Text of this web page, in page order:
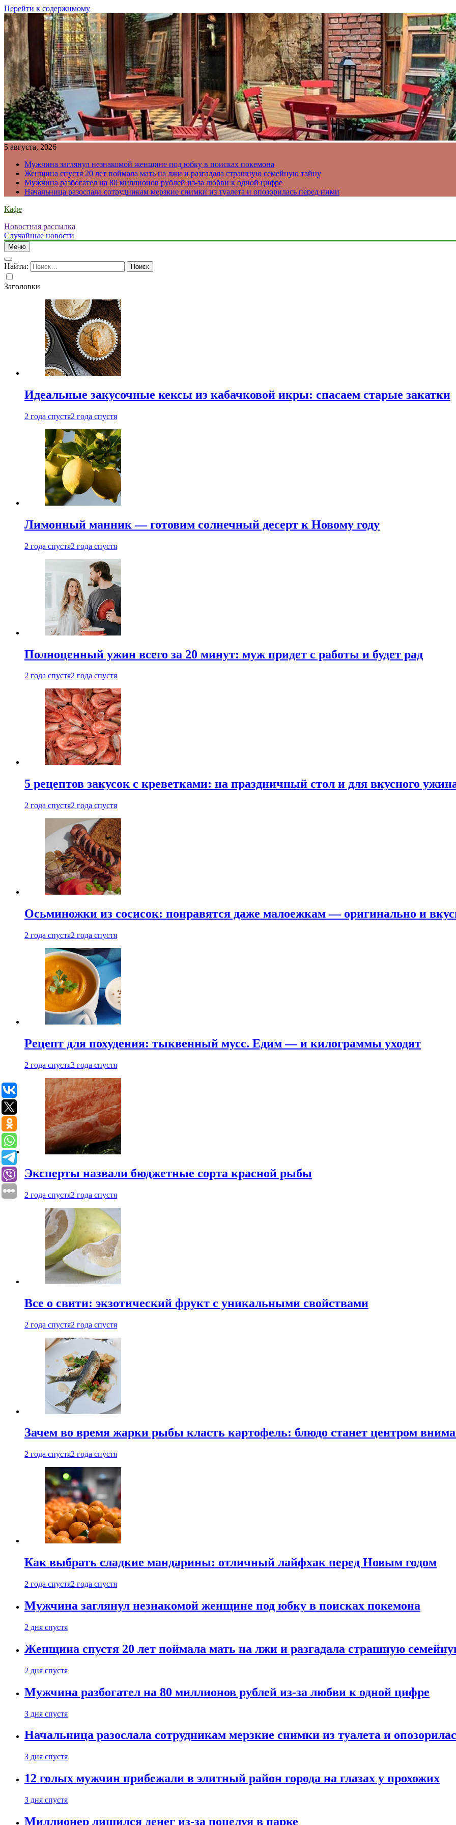
Перейти к содержимому
5 августа, 2026
Мужчина заглянул незнакомой женщине под юбку в поисках покемона
Женщина спустя 20 лет поймала мать на лжи и разгадала страшную семейную тайну
Мужчина разбогател на 80 миллионов рублей из-за любви к одной цифре
Начальница разослала сотрудникам мерзкие снимки из туалета и опозорилась перед ними
Кафе
Новостная рассылка
Случайные новости
Меню
Найти:
Заголовки
Идеальные закусочные кексы из кабачковой икры: спасаем старые закатки
2 года спустя2 года спустя
Лимонный манник — готовим солнечный десерт к Новому году
2 года спустя2 года спустя
Полноценный ужин всего за 20 минут: муж придет с работы и будет рад
2 года спустя2 года спустя
5 рецептов закусок с креветками: на праздничный стол и для вкусного
2 года спустя2 года спустя
Осьминожки из сосисок: понравятся даже малоежкам — оригинально и
2 года спустя2 года спустя
Рецепт для похудения: тыквенный мусс. Едим — и килограммы уходят
2 года спустя2 года спустя
Эксперты назвали бюджетные сорта красной рыбы
2 года спустя2 года спустя
Все о свити: экзотический фрукт с уникальными свойствами
2 года спустя2 года спустя
Зачем во время жарки рыбы класть картофель: блюдо станет центром
2 года спустя2 года спустя
Как выбрать сладкие мандарины: отличный лайфхак перед Новым годом
2 года спустя2 года спустя
Мужчина заглянул незнакомой женщине под юбку в поисках покемона
2 дня спустя
Женщина спустя 20 лет поймала мать на лжи и разгадала страшную
2 дня спустя
Мужчина разбогател на 80 миллионов рублей из-за любви к одной цифре
3 дня спустя
Начальница разослала сотрудникам мерзкие снимки из туалета и
3 дня спустя
12 голых мужчин прибежали в элитный район города на глазах у прохожих
3 дня спустя
Миллионер лишился денег из-за поцелуя в парке